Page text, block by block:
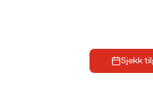
Sjekk